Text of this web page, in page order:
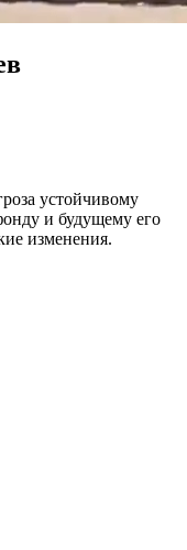
устойчивому
и будущему его
изменения.